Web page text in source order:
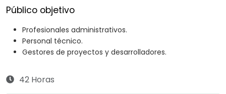
Público objetivo
Profesionales administrativos.
Personal técnico.
Gestores de proyectos y desarrolladores.
42 Horas